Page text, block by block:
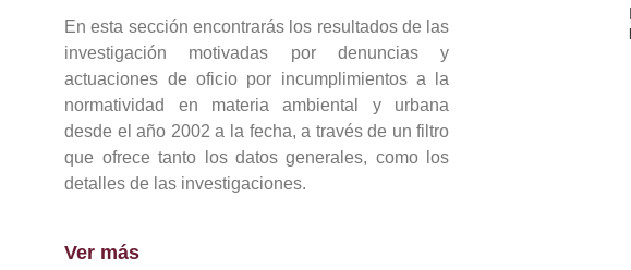
En esta sección encontrarás los resultados de las
investigación motivadas por denuncias y
actuaciones de oficio por incumplimientos a la
normatividad en materia ambiental y urbana
desde el año 2002 a la fecha, a través de un filtro
que ofrece tanto los datos generales, como los
detalles de las investigaciones.
Ver más